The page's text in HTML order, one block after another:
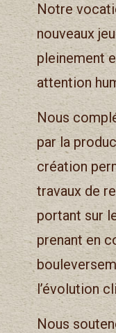
Notre
nouveaux
pleinement
attention
Nous
par la
création
travaux de
portant sur
prenant en
l’évolution
Nous